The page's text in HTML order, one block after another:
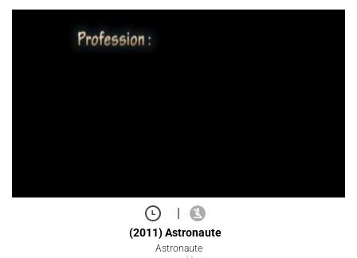
|
(2011) Astronaute
Astronaute